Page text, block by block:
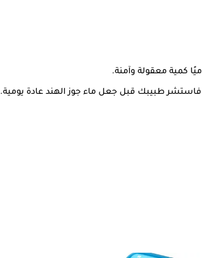
فاستشر طبيبك قبل جعل ماء جوز الهند عادة يومية.